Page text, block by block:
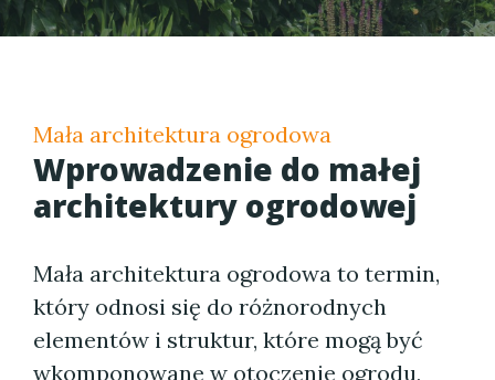
Mała architektura ogrodowa
Wprowadzenie do małej
architektury ogrodowej
Mała architektura ogrodowa to termin,
który odnosi się do różnorodnych
elementów i struktur, które mogą być
wkomponowane w otoczenie ogrodu,